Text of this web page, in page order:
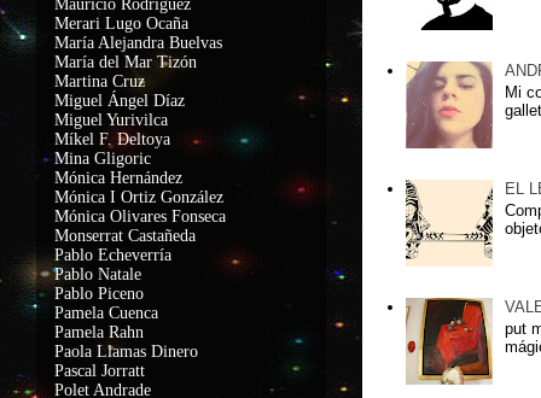
Mi
EL
put
Mauricio Rodríguez
Merari Lugo Ocaña
María Alejandra Buelvas
María del Mar Tizón
Martina Cruz
Miguel Ángel Díaz
Miguel Yurivilca
Míkel F. Deltoya
Mina Gligoric
Mónica Hernández
Mónica I Ortiz González
Mónica Olivares Fonseca
Monserrat Castañeda
Pablo Echeverría
Pablo Natale
Pablo Piceno
Pamela Cuenca
Pamela Rahn
Paola Llamas Dinero
Pascal Jorratt
Polet Andrade